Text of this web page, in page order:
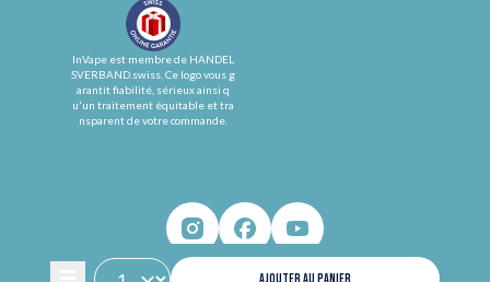
AJOUTER AU PANIER
InVape est membre de HANDEL
SVERBAND.swiss. Ce logo vous g
arantit fiabilité, sérieux ainsi q
u'un traitement équitable et tra
nsparent de votre commande.